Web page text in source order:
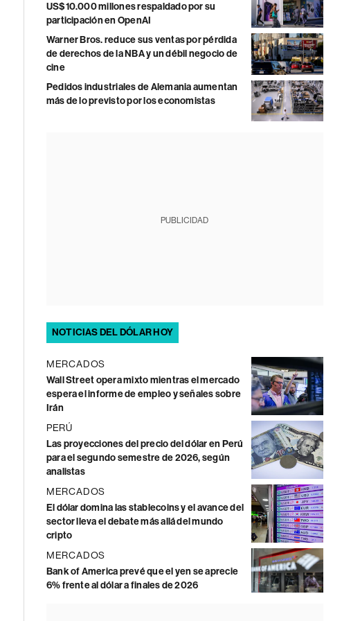
US$10.000 millones respaldado por su
participación en OpenAI
Warner Bros. reduce sus ventas por pérdida
de derechos de la NBA y un débil negocio de
cine
Pedidos industriales de Alemania aumentan
más de lo previsto por los economistas
PUBLICIDAD
NOTICIAS DEL DÓLAR HOY
MERCADOS
Wall Street opera mixto mientras el mercado
espera el informe de empleo y señales sobre
Irán
PERÚ
Las proyecciones del precio del dólar en Perú
para el segundo semestre de 2026, según
analistas
MERCADOS
El dólar domina las stablecoins y el avance del
sector lleva el debate más allá del mundo
cripto
MERCADOS
Bank of America prevé que el yen se aprecie
6% frente al dólar a finales de 2026